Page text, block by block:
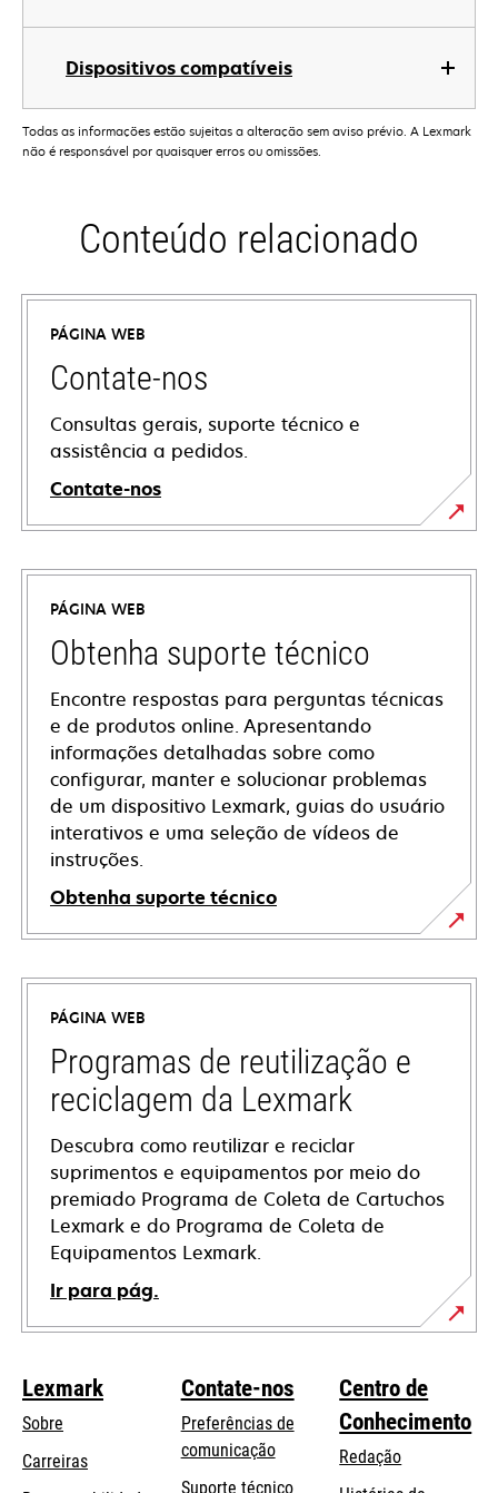
Dispositivos compatíveis
Todas as informações estão sujeitas a alteração sem aviso prévio. A Lexmark
não é responsável por quaisquer erros ou omissões.
Conteúdo relacionado
PÁGINA WEB
Contate-nos
Consultas gerais, suporte técnico e
assistência a pedidos.
Contate-nos
PÁGINA WEB
Obtenha suporte técnico
Encontre respostas para perguntas técnicas
e de produtos online. Apresentando
informações detalhadas sobre como
configurar, manter e solucionar problemas
de um dispositivo Lexmark, guias do usuário
interativos e uma seleção de vídeos de
instruções.
Obtenha suporte técnico
opens
in
new
tab
PÁGINA WEB
Programas de reutilização e
reciclagem da Lexmark
Descubra como reutilizar e reciclar
suprimentos e equipamentos por meio do
premiado Programa de Coleta de Cartuchos
Lexmark e do Programa de Coleta de
Equipamentos Lexmark.
Ir para pág.
Lexmark
Sobre
Carreiras
Contate-nos
Preferências de
comunicação
Suporte técnicoopens
Centro de
Conhecimento
Redação